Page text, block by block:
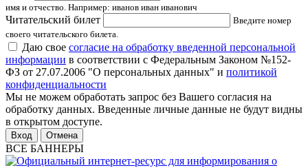
имя и отчество. Например: иванов иван иванович
Читательский билет
Введите номер
своего читательского билета.
Даю свое согласие на обработку введенной персональной
информации в соответствии с Федеральным Законом №152-
ФЗ от 27.07.2006 "О персональных данных" и политикой
конфиденциальности
Мы не можем обработать запрос без Вашего согласия на
обработку данных. Введенные личные данные не будут видны
в открытом доступе.
Отмена
ВСЕ БАННЕРЫ